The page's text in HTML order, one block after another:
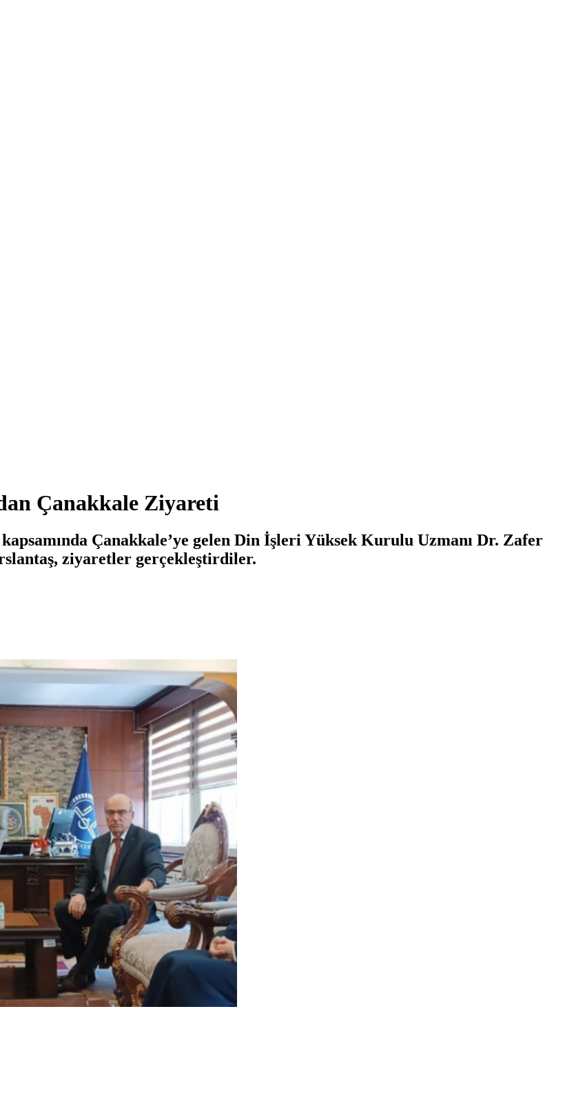
Çanakkale Ziyareti
Çanakkale’ye gelen Din İşleri Yüksek Kurulu Uzmanı Dr. Zafer
ziyaretler gerçekleştirdiler.